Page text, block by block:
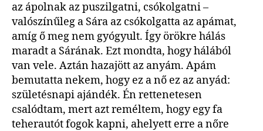
az ápolnak az puszilgatni, csókolgatni –
valószínűleg a Sára az csókolgatta az apámat,
amíg ő meg nem gyógyult. Így örökre hálás
maradt a Sárának. Ezt mondta, hogy hálából
van vele. Aztán hazajött az anyám. Apám
bemutatta nekem, hogy ez a nő ez az anyád:
születésnapi ajándék. Én rettenetesen
csalódtam, mert azt reméltem, hogy egy fa
teherautót fogok kapni, ahelyett erre a nőre